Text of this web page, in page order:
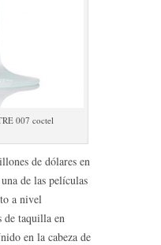
007 coctel
de dólares en
de las películas
a nivel
de taquilla en
en la cabeza de